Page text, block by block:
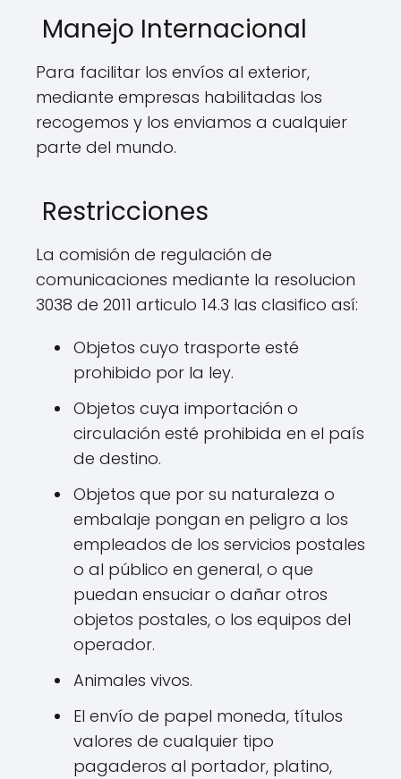
Manejo Internacional
Para facilitar los envíos al exterior,
mediante empresas habilitadas los
recogemos y los enviamos a cualquier
parte del mundo.
Restricciones
La comisión de regulación de
comunicaciones mediante la resolucion
3038 de 2011 articulo 14.3 las clasifico así:
Objetos cuyo trasporte esté
prohibido por la ley.
Objetos cuya importación o
circulación esté prohibida en el país
de destino.
Objetos que por su naturaleza o
embalaje pongan en peligro a los
empleados de los servicios postales
o al público en general, o que
puedan ensuciar o dañar otros
objetos postales, o los equipos del
operador.
Animales vivos.
El envío de papel moneda, títulos
valores de cualquier tipo
pagaderos al portador, platino,